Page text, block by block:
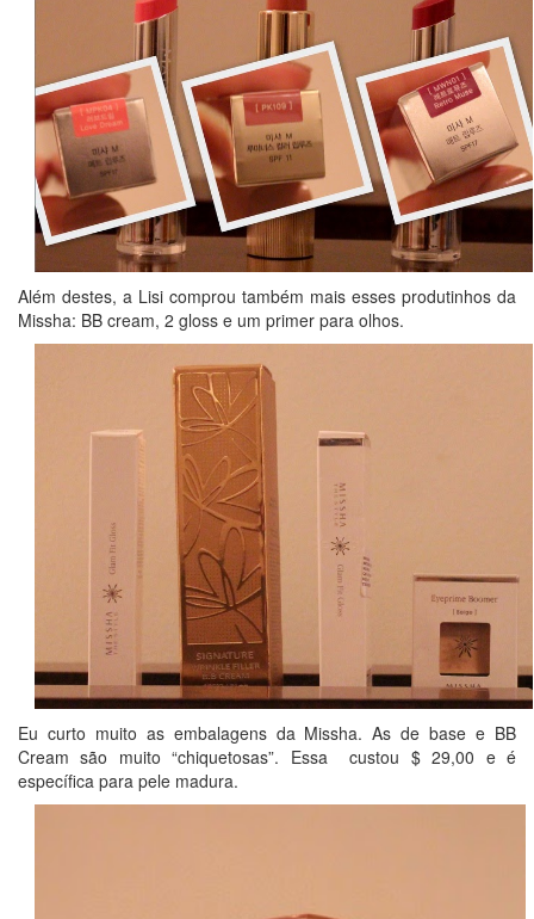
Além destes, a Lisi comprou também mais esses produtinhos da
Missha: BB cream, 2 gloss e um primer para olhos.
Eu curto muito as embalagens da Missha. As de base e BB
Cream são muito “chiquetosas”. Essa custou $ 29,00 e é
específica para pele madura.